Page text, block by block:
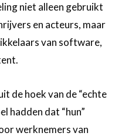
niet alleen gebruikt
en acteurs, maar
van software,
de hoek van de “echte
hadden dat “hun”
werknemers van